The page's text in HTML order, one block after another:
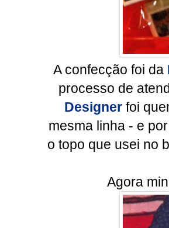
A confecção foi da
processo de
Designer foi
mesma linha - e
o topo que usei no
Agora